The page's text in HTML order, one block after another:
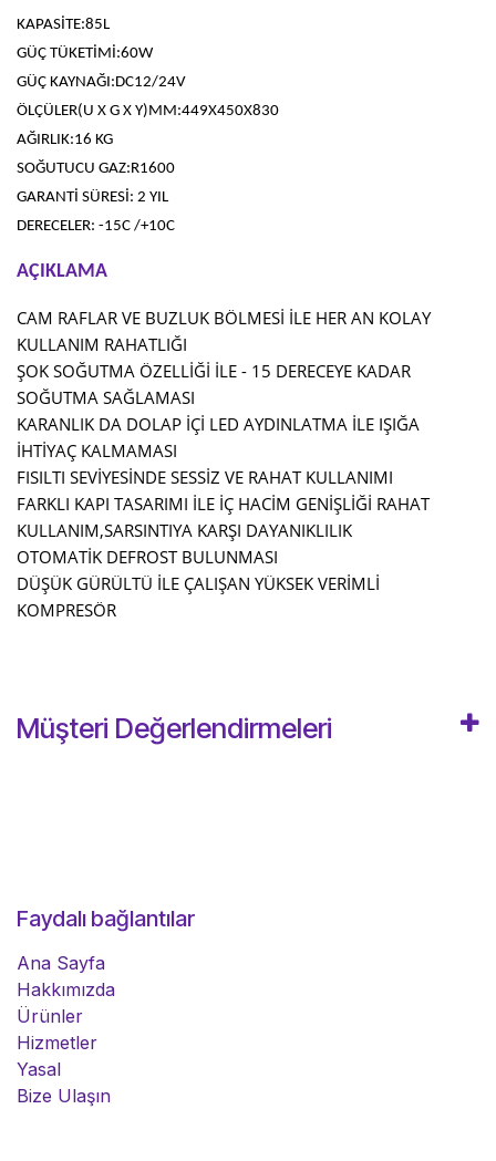
KAPASİTE:85L
GÜÇ TÜKETİMİ:60W
GÜÇ KAYNAĞI:DC12/24V
ÖLÇÜLER(U X G X Y)MM:449X450X830
AĞIRLIK:16 KG
SOĞUTUCU GAZ:R1600
GARANTİ SÜRESİ: 2 YIL
DERECELER: -15C /+10C
AÇIKLAMA
CAM RAFLAR VE BUZLUK BÖLMESİ İLE HER AN KOLAY
KULLANIM RAHATLIĞI
ŞOK SOĞUTMA ÖZELLİĞİ İLE - 15 DERECEYE KADAR
SOĞUTMA SAĞLAMASI
KARANLIK DA DOLAP İÇİ LED AYDINLATMA İLE IŞIĞA
İHTİYAÇ KALMAMASI
FISILTI SEVİYESİNDE SESSİZ VE RAHAT KULLANIMI
FARKLI KAPI TASARIMI İLE İÇ HACİM GENİŞLİĞİ RAHAT
KULLANIM,SARSINTIYA KARŞI DAYANIKLILIK
OTOMATİK DEFROST BULUNMASI
DÜŞÜK GÜRÜLTÜ İLE ÇALIŞAN YÜKSEK VERİMLİ
KOMPRESÖR
Müşteri Değerlendirmeleri
Faydalı bağlantılar
Ana Sayfa
Hakkımızda
Ürünler
Hizmetler
Yasal
Bize Ulaşın